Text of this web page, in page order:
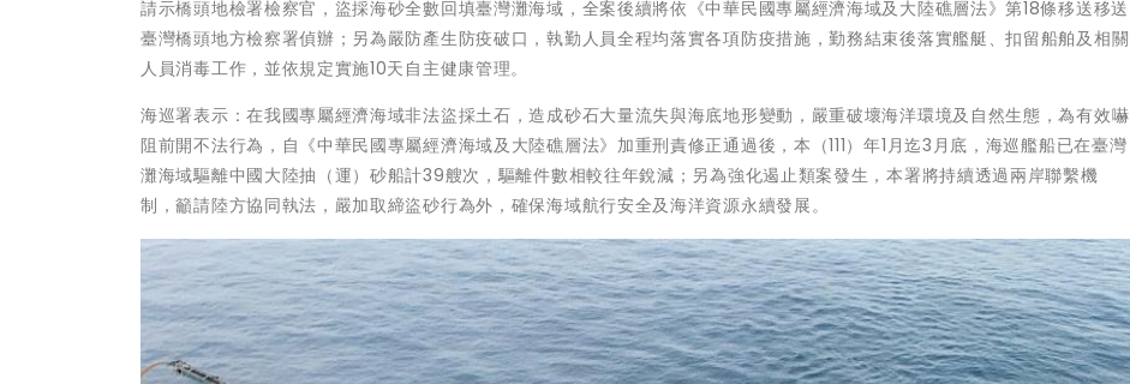
請示橋頭地檢署檢察官，盜採海砂全數回填臺灣灘海域，全案後續將依《中華民國專屬經濟海域及大陸礁層法》第18條移送移送
臺灣橋頭地方檢察署偵辦；另為嚴防產生防疫破口，執勤人員全程均落實各項防疫措施，勤務結束後落實艦艇、扣留船舶及相關
人員消毒工作，並依規定實施10天自主健康管理。
海巡署表示：在我國專屬經濟海域非法盜採土石，造成砂石大量流失與海底地形變動，嚴重破壞海洋環境及自然生態，為有效嚇
阻前開不法行為，自《中華民國專屬經濟海域及大陸礁層法》加重刑責修正通過後，本（111）年1月迄3月底，海巡艦船已在臺灣
灘海域驅離中國大陸抽（運）砂船計39艘次，驅離件數相較往年銳減；另為強化遏止類案發生，本署將持續透過兩岸聯繫機
制，籲請陸方協同執法，嚴加取締盜砂行為外，確保海域航行安全及海洋資源永續發展。